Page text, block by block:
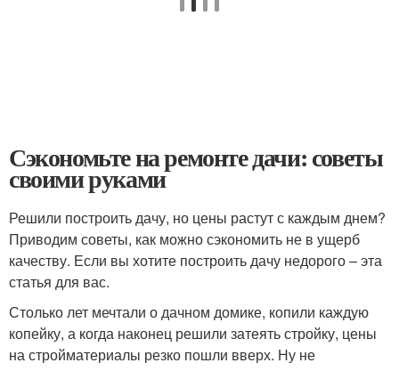
Сэкономьте на ремонте дачи: советы
своими руками
Решили построить дачу, но цены растут с каждым днем?
Приводим советы, как можно сэкономить не в ущерб
качеству. Если вы хотите построить дачу недорого – эта
статья для вас.
Столько лет мечтали о дачном домике, копили каждую
копейку, а когда наконец решили затеять стройку, цены
на стройматериалы резко пошли вверх. Ну не